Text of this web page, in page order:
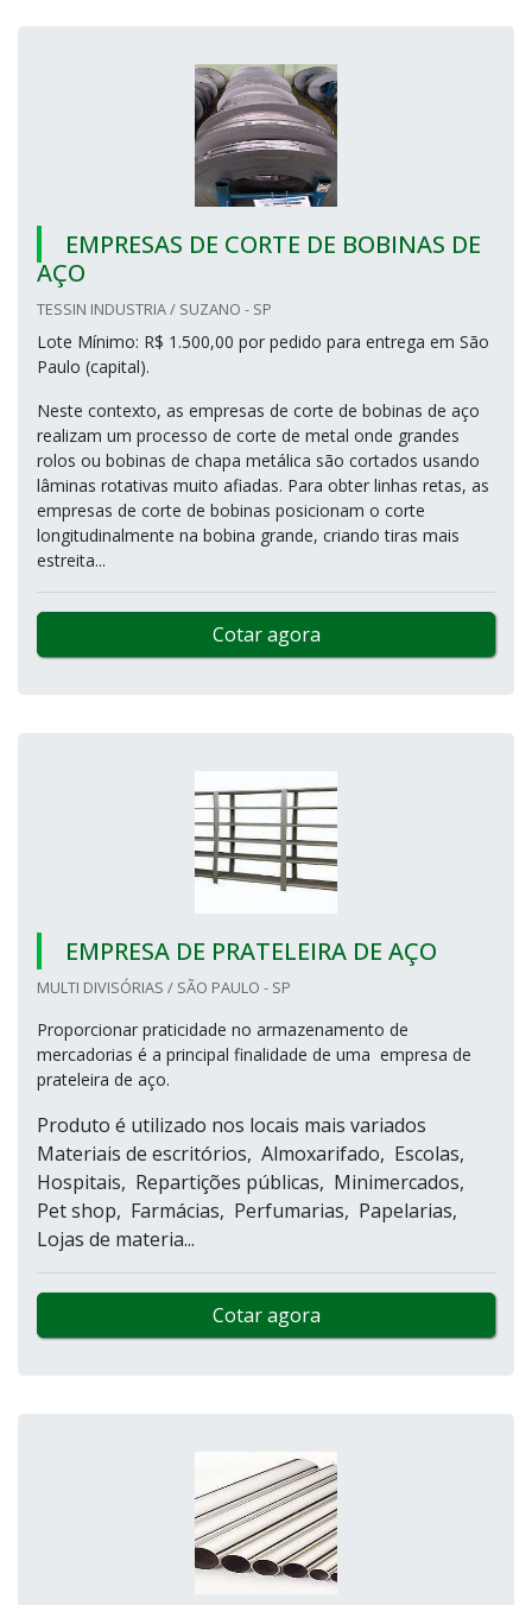
EMPRESAS DE CORTE DE BOBINAS DE
AÇO
TESSIN INDUSTRIA / SUZANO - SP
Lote Mínimo: R$ 1.500,00 por pedido para entrega em São
Paulo (capital).
Neste contexto, as empresas de corte de bobinas de aço
realizam um processo de corte de metal onde grandes
rolos ou bobinas de chapa metálica são cortados usando
lâminas rotativas muito afiadas. Para obter linhas retas, as
empresas de corte de bobinas posicionam o corte
longitudinalmente na bobina grande, criando tiras mais
estreita...
Cotar agora
EMPRESA DE PRATELEIRA DE AÇO
MULTI DIVISÓRIAS / SÃO PAULO - SP
Proporcionar praticidade no armazenamento de
mercadorias é a principal finalidade de uma empresa de
prateleira de aço.
Produto é utilizado nos locais mais variados
Materiais de escritórios, Almoxarifado, Escolas,
Hospitais, Repartições públicas, Minimercados,
Pet shop, Farmácias, Perfumarias, Papelarias,
Lojas de materia...
Cotar agora